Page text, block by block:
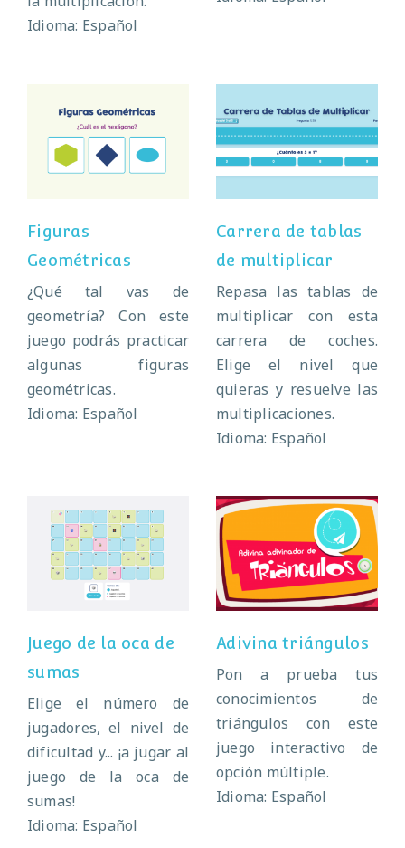
Idioma: Español
Figuras
Geométricas
Figuras
Geométricas
¿Qué tal vas de
geometría? Con este
juego podrás practicar
algunas figuras
geométricas.
Idioma: Español
Carrera de
tablas de
multiplicar
Carrera de tablas
de multiplicar
Repasa las tablas de
multiplicar con esta
carrera de coches.
Elige el nivel que
quieras y resuelve las
multiplicaciones.
Idioma: Español
Juego de la oca
de sumas
Juego de la oca de
sumas
Elige el número de
jugadores, el nivel de
dificultad y... ¡a jugar al
juego de la oca de
sumas!
Idioma: Español
Adivina
triángulos
Adivina triángulos
Pon a prueba tus
conocimientos de
triángulos con este
juego interactivo de
opción múltiple.
Idioma: Español